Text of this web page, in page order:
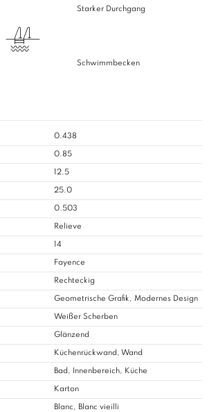
Starker Durchgang
Schwimmbecken
0.438
0.85
12.5
25.0
0.503
Relieve
14
Fayence
Rechteckig
Geometrische Grafik, Modernes Design
Weißer Scherben
Glänzend
Küchenrückwand, Wand
Bad, Innenbereich, Küche
Karton
Blanc, Blanc vieilli